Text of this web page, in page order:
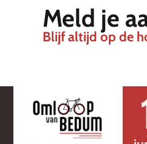
Meld je
Blijf altijd op de